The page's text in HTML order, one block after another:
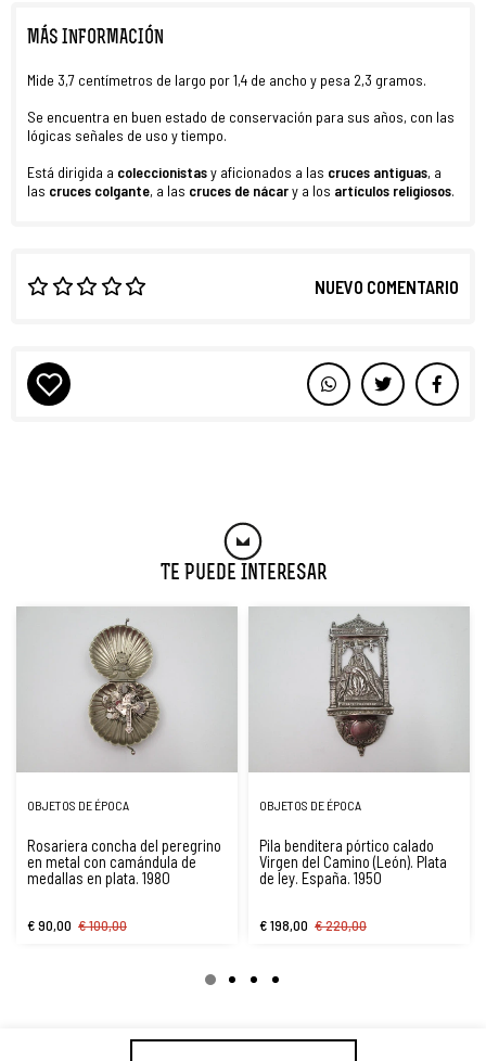
MÁS INFORMACIÓN
Mide 3,7 centímetros de largo por 1,4 de ancho y pesa 2,3 gramos.
Se encuentra en buen estado de conservación para sus años, con las
lógicas señales de uso y tiempo.
Está dirigida a coleccionistasy aficionados a las cruces antiguas, a
las cruces colgante, a las cruces de nácary a los artículos religiosos.
NUEVO COMENTARIO
Te Puede Interesar
OBJETOS DE ÉPOCA
Rosariera concha del peregrino
en metal con camándula de
medallas en plata. 1980
€ 90,00 € 100,00
OBJETOS DE ÉPOCA
Pila benditera pórtico calado
Virgen del Camino (León). Plata
de ley. España. 1950
€ 198,00 € 220,00